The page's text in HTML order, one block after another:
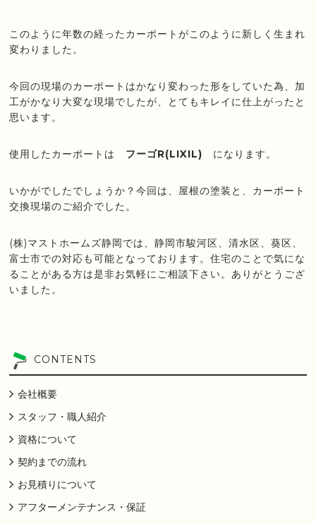
このように年数の経ったカーポートがこのように新しく生まれ
変わりました。
今回の現場のカーポートはかなり変わった形をしていた為、 加
工がかなり大変な現場でしたが、 とてもキレイに仕上がったと
思います。
使用したカーポートは フーゴR(LIXIL) になります。
いかがでしたでしょうか？今回は、屋根の塗装と、カーポート
交換現場のご紹介でした。
(株)マストホームズ静岡では、静岡市駿河区、清水区、葵区、
富士市での対応も可能となっております。住宅のことで気にな
ることがある方は是非お気軽にご相談下さい。ありがとうござ
いました。
CONTENTS
会社概要
スタッフ・職人紹介
資格について
契約までの流れ
お見積りについて
アフターメンテナンス・保証